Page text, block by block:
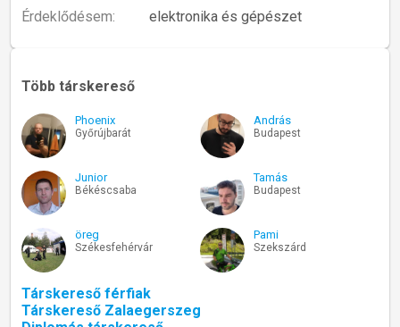
Érdeklődésem: elektronika és gépészet
Több társkereső
Phoenix
Győrújbarát
András
Budapest
Junior
Békéscsaba
Tamás
Budapest
öreg
Székesfehérvár
Pami
Szekszárd
Társkereső férfiak
Társkereső Zalaegerszeg